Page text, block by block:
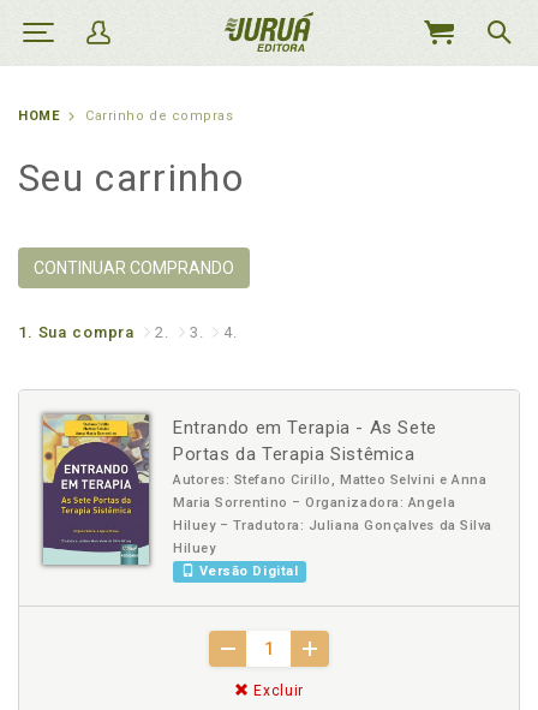
MEU
HOME Carrinho de compras
Seu carrinho
CONTINUAR COMPRANDO
1. Sua compra 2. 3. 4.
Entrando em Terapia - As Sete
Portas da Terapia Sistêmica
Autores: Stefano Cirillo, Matteo Selvini e Anna
Maria Sorrentino – Organizadora: Angela
Hiluey – Tradutora: Juliana Gonçalves da Silva
Hiluey
Versão Digital
Excluir